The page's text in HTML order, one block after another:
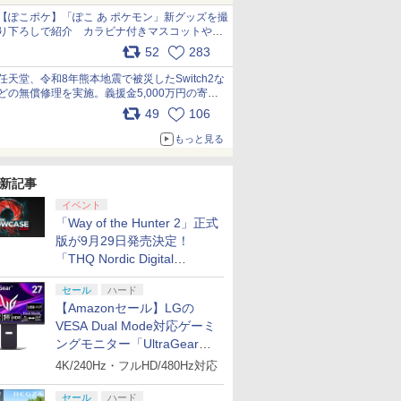
ぽこポケ】「ぽこ あ ポケモン」新グッズを撮
下ろしで紹介 カラビナ付きマスコットやス
52 283
天堂、令和8年熊本地震で被災したSwitch2な
の無償修理を実施。義援金5,000万円の寄付
も発表 pic.x.com/BAYsMfUfUC
49 106
もっと見る
記事
イベント
「Way of the Hunter 2」正式
版が9月29日発売決定！
「THQ Nordic Digital
Showcase 2026」まとめ
セール ハード
【Amazonセール】LGの
VESA Dual Mode対応ゲーミ
ングモニター「UltraGear
27G850A-B」がお買い得！
4K/240Hz・フルHD/480Hz対応
セール ハード